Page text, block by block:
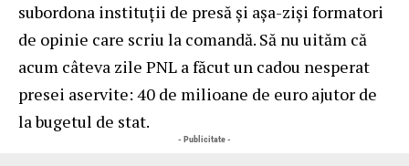
subordona instituții de presă și așa-ziși formatori
de opinie care scriu la comandă. Să nu uităm că
acum câteva zile PNL a făcut un cadou nesperat
presei aservite: 40 de milioane de euro ajutor de
la bugetul de stat.
- Publicitate -